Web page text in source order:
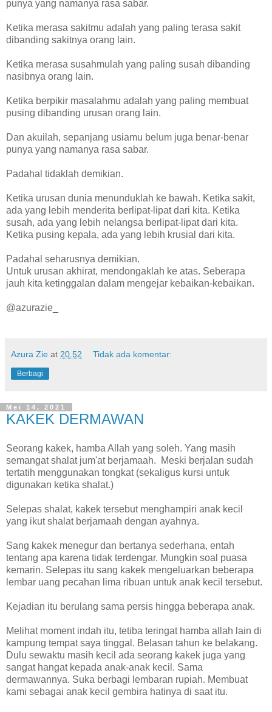
punya yang namanya rasa sabar.
Ketika merasa sakitmu adalah yang paling terasa sakit
dibanding sakitnya orang lain.
Ketika merasa susahmulah yang paling susah dibanding
nasibnya orang lain.
Ketika berpikir masalahmu adalah yang paling membuat
pusing dibanding urusan orang lain.
Dan akuilah, sepanjang usiamu belum juga benar-benar
punya yang namanya rasa sabar.
Padahal tidaklah demikian.
Ketika urusan dunia menunduklah ke bawah. Ketika sakit,
ada yang lebih menderita berlipat-lipat dari kita. Ketika
susah, ada yang lebih nelangsa berlipat-lipat dari kita.
Ketika pusing kepala, ada yang lebih krusial dari kita.
Padahal seharusnya demikian.
Untuk urusan akhirat, mendongaklah ke atas. Seberapa
jauh kita ketinggalan dalam mengejar kebaikan-kebaikan.
@azurazie_
Azura Zie at 20.52 Tidak ada komentar:
Berbagi
Mei 14, 2021
KAKEK DERMAWAN
Seorang kakek, hamba Allah yang soleh. Yang masih
semangat shalat jum'at berjamaah. Meski berjalan sudah
tertatih menggunakan tongkat (sekaligus kursi untuk
digunakan ketika shalat.)
Selepas shalat, kakek tersebut menghampiri anak kecil
yang ikut shalat berjamaah dengan ayahnya.
Sang kakek menegur dan bertanya sederhana, entah
tentang apa karena tidak terdengar. Mungkin soal puasa
kemarin. Selepas itu sang kakek mengeluarkan beberapa
lembar uang pecahan lima ribuan untuk anak kecil tersebut.
Kejadian itu berulang sama persis hingga beberapa anak.
Melihat moment indah itu, tetiba teringat hamba allah lain di
kampung tempat saya tinggal. Belasan tahun ke belakang.
Dulu sewaktu masih kecil ada seorang kakek juga yang
sangat hangat kepada anak-anak kecil. Sama
dermawannya. Suka berbagi lembaran rupiah. Membuat
kami sebagai anak kecil gembira hatinya di saat itu.